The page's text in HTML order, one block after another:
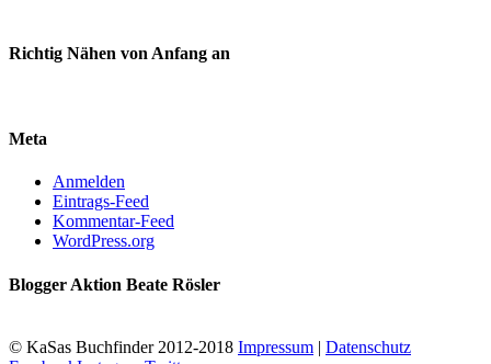
Richtig Nähen von Anfang an
Meta
Anmelden
Eintrags-Feed
Kommentar-Feed
WordPress.org
Blogger Aktion Beate Rösler
© KaSas Buchfinder 2012-2018 Impressum | Datenschutz